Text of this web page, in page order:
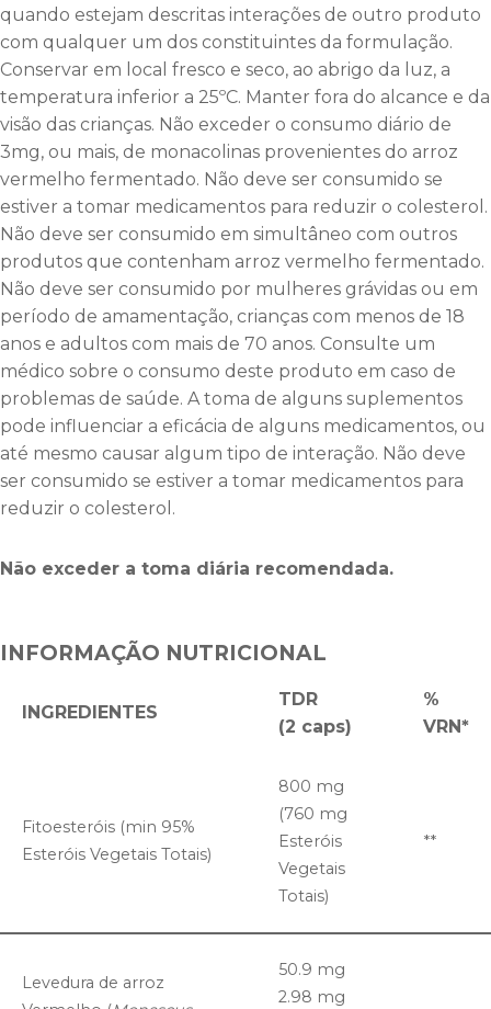
quando estejam descritas interações de outro produto
com qualquer um dos constituintes da formulação.
Conservar em local fresco e seco, ao abrigo da luz, a
temperatura inferior a 25ºC. Manter fora do alcance e da
visão das crianças. Não exceder o consumo diário de
3mg, ou mais, de monacolinas provenientes do arroz
vermelho fermentado. Não deve ser consumido se
estiver a tomar medicamentos para reduzir o colesterol.
Não deve ser consumido em simultâneo com outros
produtos que contenham arroz vermelho fermentado.
Não deve ser consumido por mulheres grávidas ou em
período de amamentação, crianças com menos de 18
anos e adultos com mais de 70 anos. Consulte um
médico sobre o consumo deste produto em caso de
problemas de saúde. A toma de alguns suplementos
pode influenciar a eficácia de alguns medicamentos, ou
até mesmo causar algum tipo de interação. Não deve
ser consumido se estiver a tomar medicamentos para
reduzir o colesterol.
Não exceder a toma diária recomendada.
INFORMAÇÃO NUTRICIONAL
INGREDIENTES
TDR
(2 caps)
%
VRN*
Fitoesteróis (min 95%
Esteróis Vegetais Totais)
800 mg
(760 mg
Esteróis
Vegetais
Totais)
**
Levedura de arroz
50.9 mg
2.98 mg